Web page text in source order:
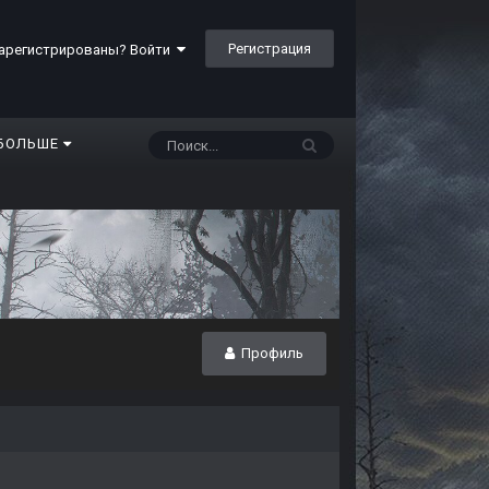
Войти Регистрация
Профиль